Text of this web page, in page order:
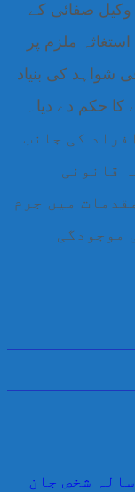
وکیل صفائی کے
ملزم پر
شواہد کی بنیاد
حکم دے دیا۔
کی جانب
قانونی
میں جرم
موجودگی
شخص جان